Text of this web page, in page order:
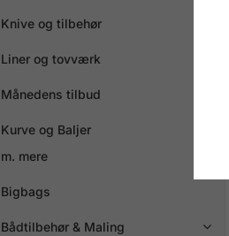
Knive og tilbehør
Liner og tovværk
Månedens tilbud
Kurve og Baljer
m. mere
Bigbags
Bådtilbehør & Maling 